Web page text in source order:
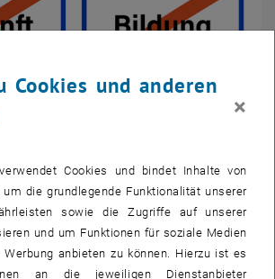
den Unis? Nicht mit uns. Statt einer
steht eine Kürzung auf 15,5 Mrd. Euro
Wien hieße das 50–60 Mio. Euro weniger pro
Folgen: schlechtere Betreuungsverhältnisse,
Cookies und anderen
×
Cookies und bindet Inhalte von
die grundlegende Funktionalität unserer
sowie die Zugriffe auf unserer
und um Funktionen für soziale Medien
anbieten zu können. Hierzu ist es
an die jeweiligen Dienstanbieter